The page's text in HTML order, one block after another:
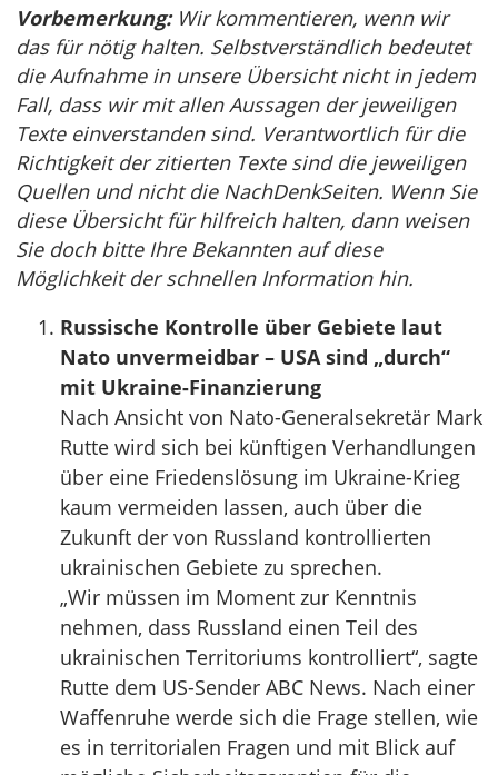
Vorbemerkung:Wir kommentieren, wenn wir
das für nötig halten. Selbstverständlich bedeutet
die Aufnahme in unsere Übersicht nicht in jedem
Fall, dass wir mit allen Aussagen der jeweiligen
Texte einverstanden sind. Verantwortlich für die
Richtigkeit der zitierten Texte sind die jeweiligen
Quellen und nicht die NachDenkSeiten. Wenn Sie
diese Übersicht für hilfreich halten, dann weisen
Sie doch bitte Ihre Bekannten auf diese
Möglichkeit der schnellen Information hin.
Russische Kontrolle über Gebiete laut
Nato unvermeidbar – USA sind „durch“
mit Ukraine-Finanzierung
Nach Ansicht von Nato-Generalsekretär Mark
Rutte wird sich bei künftigen Verhandlungen
über eine Friedenslösung im Ukraine-Krieg
kaum vermeiden lassen, auch über die
Zukunft der von Russland kontrollierten
ukrainischen Gebiete zu sprechen.
„Wir müssen im Moment zur Kenntnis
nehmen, dass Russland einen Teil des
ukrainischen Territoriums kontrolliert“, sagte
Rutte dem US-Sender ABC News. Nach einer
Waffenruhe werde sich die Frage stellen, wie
es in territorialen Fragen und mit Blick auf